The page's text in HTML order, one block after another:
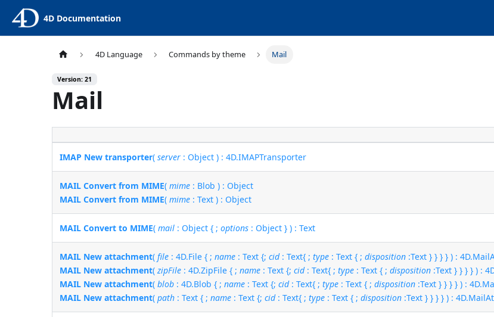
4D Documentation
4D Language Commands by theme Mail
Version: 21
Mail
IMAP New transporter(server : Object ) : 4D.IMAPTransporter
MAIL Convert from MIME(mime : Blob ) : Object
MAIL Convert from MIME(mime : Text ) : Object
MAIL Convert to MIME(mail : Object { ;options : Object } ) : Text
MAIL New attachment(file : 4D.File { ;name : Text {;cid: Text{ ;type : Text { ;disposition :Text } } } } ) :
MAIL New attachment(zipFile : 4D.ZipFile { ;name : Text {;cid: Text{ ;type : Text { ;disposition :Text } } } } ) :
MAIL New attachment(blob : 4D.Blob { ;name : Text {;cid: Text{ ;type : Text { ;disposition :Text } } } } ) :
MAIL New attachment(path : Text { ;name : Text {;cid: Text{ ;type : Text { ;disposition :Text } } } } ) :